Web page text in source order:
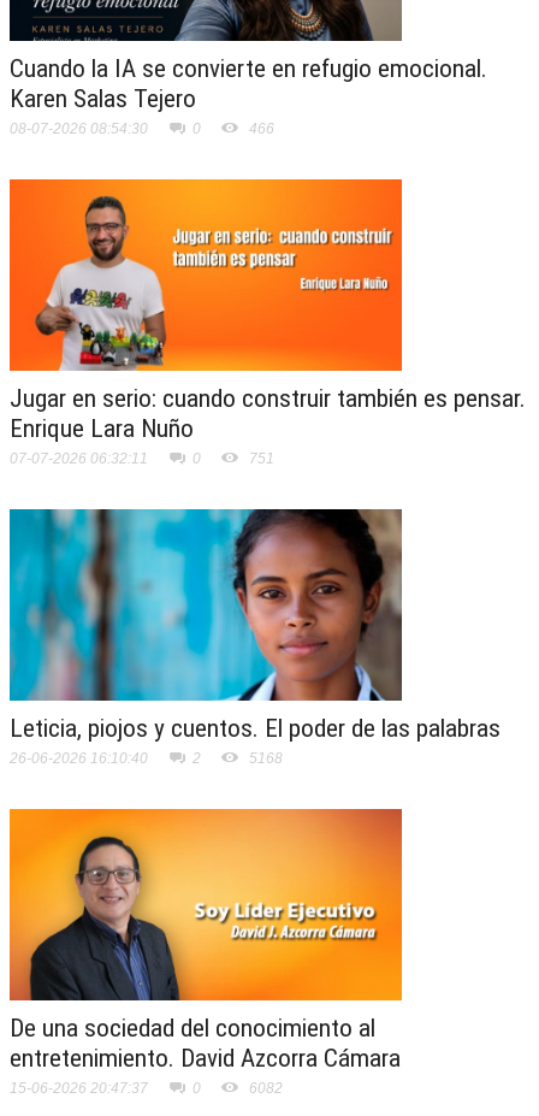
Cuando la IA se convierte en refugio emocional.
Karen Salas Tejero
08-07-2026 08:54:30 0 466
Jugar en serio: cuando construir también es pensar.
Enrique Lara Nuño
07-07-2026 06:32:11 0 751
Leticia, piojos y cuentos. El poder de las palabras
26-06-2026 16:10:40 2 5168
De una sociedad del conocimiento al
entretenimiento. David Azcorra Cámara
15-06-2026 20:47:37 0 6082